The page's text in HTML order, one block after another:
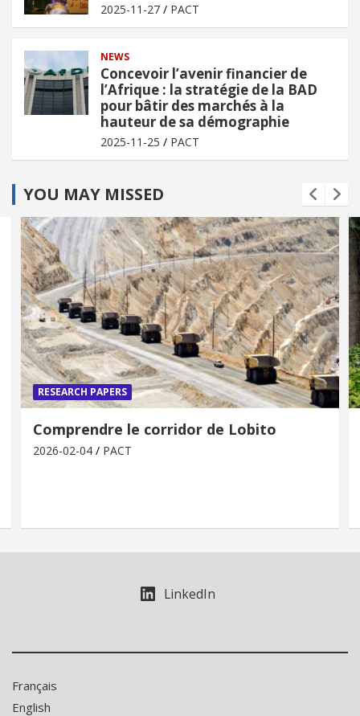
2025-11-27 PACT
NEWS
Concevoir l’avenir financier de
l’Afrique : la stratégie de la BAD
pour bâtir des marchés à la
hauteur de sa démographie
2025-11-25 PACT
YOU MAY MISSED
RESEARCH PAPERS
Comprendre le corridor de Lobito
2026-02-04 PACT
LinkedIn
Français
English